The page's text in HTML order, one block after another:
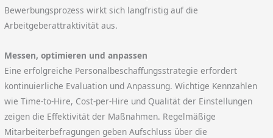
Bewerbungsprozess wirkt sich langfristig auf die
Arbeitgeberattraktivität aus.
Messen, optimieren und anpassen
Eine erfolgreiche Personalbeschaffungsstrategie erfordert
kontinuierliche Evaluation und Anpassung. Wichtige Kennzahlen
wie Time-to-Hire, Cost-per-Hire und Qualität der Einstellungen
zeigen die Effektivität der Maßnahmen. Regelmäßige
Mitarbeiterbefragungen geben Aufschluss über die